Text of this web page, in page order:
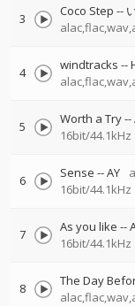
3 Coco Step --
4 windtracks --
5 Worth a Try--
16bit/44.1kHz
6 Sense --AY
16bit/44.1kHz
7 As you like --
16bit/44.1kHz
8 The Day